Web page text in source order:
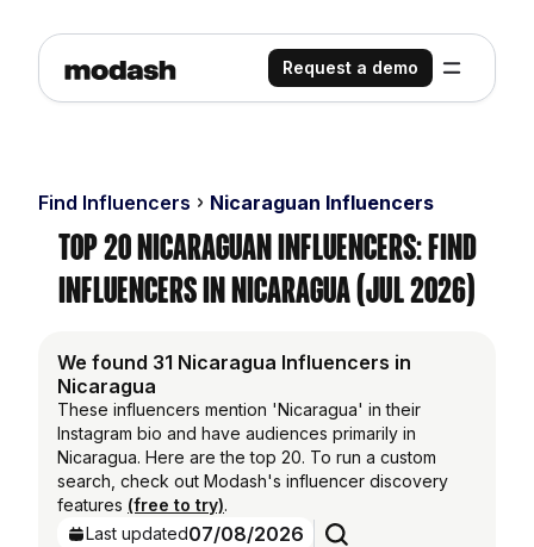
Request a demo
Find Influencers Nicaraguan Influencers
Top 20 Nicaraguan Influencers: Find
Influencers in Nicaragua (Jul 2026)
We found 31 Nicaragua Influencers in
Nicaragua
These influencers mention 'Nicaragua' in their
Instagram bio and have audiences primarily in
Nicaragua. Here are the top 20. To run a custom
search, check out Modash's influencer discovery
features (free to try).
Last updated07/08/2026